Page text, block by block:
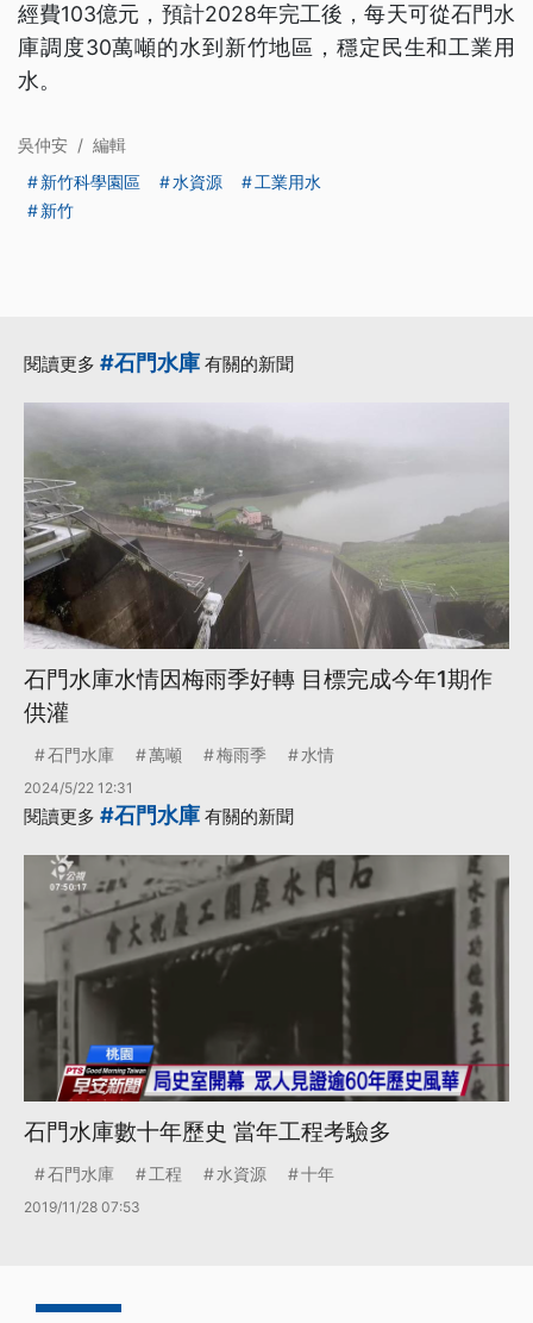
經費103億元，預計2028年完工後，每天可從石門水
庫調度30萬噸的水到新竹地區，穩定民生和工業用
水。
吳仲安 / 編輯
新竹科學園區
水資源
工業用水
新竹
閱讀更多 #石門水庫 有關的新聞
石門水庫水情因梅雨季好轉 目標完成今年1期作
供灌
石門水庫 萬噸 梅雨季 水情
2024/5/22 12:31
閱讀更多 #石門水庫 有關的新聞
石門水庫數十年歷史 當年工程考驗多
石門水庫 工程 水資源 十年
2019/11/28 07:53